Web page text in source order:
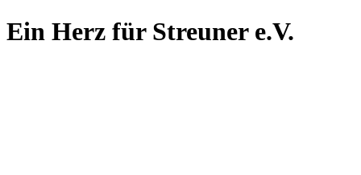
Ein Herz für Streuner e.V.